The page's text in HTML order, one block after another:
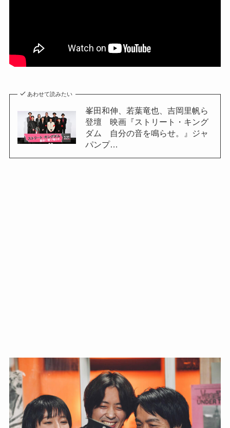
あわせて読みたい
峯田和伸、若葉竜也、吉岡里帆ら
登壇 映画『ストリート・キング
ダム 自分の音を鳴らせ。』ジャ
パンプ…